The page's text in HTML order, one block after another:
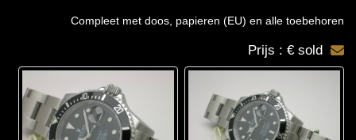
Compleet met doos, papieren (EU) en alle toebehoren
Prijs : € sold